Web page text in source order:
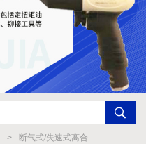
断气式/失速式离合器螺丝刀